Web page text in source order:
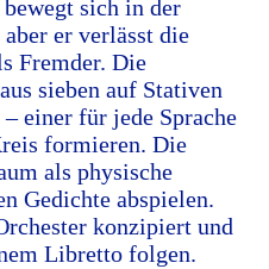
sich in der
er verlässt die
Fremder. Die
sieben auf Stativen
einer für jede Sprache
formieren. Die
als physische
Gedichte abspielen.
konzipiert und
Libretto folgen.